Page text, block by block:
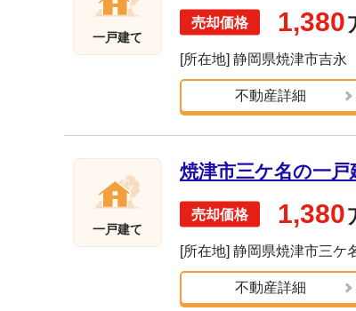
一戸建て
1,380
[所在地] 静岡県焼津市吉永
不動産詳細
一戸建て
焼津市三ケ名の一
1,380
[所在地] 静岡県焼津市三ケ
不動産詳細